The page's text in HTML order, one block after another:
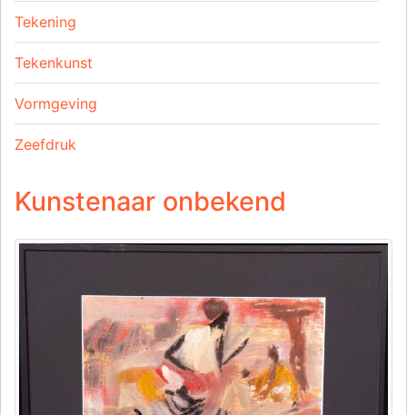
Tekening
Tekenkunst
Vormgeving
Zeefdruk
Kunstenaar onbekend